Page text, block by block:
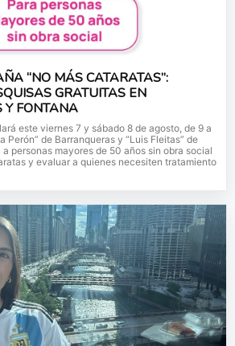
“NO MÁS CATARATAS”:
GRATUITAS EN
Y FONTANA
este viernes 7 y sábado 8 de agosto, de 9 a
Perón” de Barranqueras y “Luis Fleitas” de
personas mayores de 50 años sin obra social
y evaluar a quienes necesiten tratamiento